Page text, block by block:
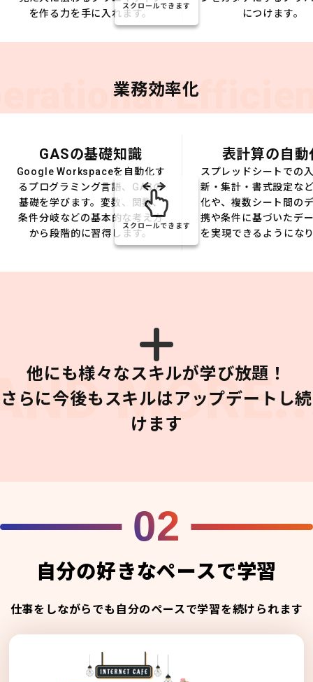
を作る力を手に入れます。
につけます。
スクロールできます
業務効率化
GASの基礎知識
Google Workspaceを自動化す
るプログラミング言語、GASの
基礎を学びます。変数、関数、
条件分岐などの基本的な考え方
から段階的に習得します。
表計算の自動
スプレッドシートでの
新・集計・書式設定な
化や、複数シート間の
携や条件に基づいたデ
を実現できるようにな
スクロールできます
他にも様々なスキルが学び放題！
さらに今後もスキルはアップデートし続
けます
02
自分の好きなペースで学習
仕事をしながらでも自分のペースで学習を続けられます